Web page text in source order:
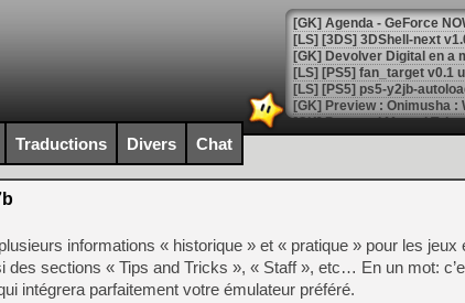
[GK] Agenda - GeForce
[GK] Devolver Digital en a
[LS] [PS5] ps5-y2jb-
[GK] Pourquoi Marvel
[GK] Test : Restory : Chill
[GK] GTA 6 : Rockstar
[GK] Hot Wheels Infinite
[GK] Mémoire cash -
[GK] Résultats Nintendo :
[GK] Déjà des
[Mo5] Brickboy cherche à
[GK] Minecraft et ses «
Traductions Divers Chat
informations « historique » et « pratique » pour les jeux
sections « Tips and Tricks », « Staff », etc… En un mot:
intégrera parfaitement votre émulateur préféré.